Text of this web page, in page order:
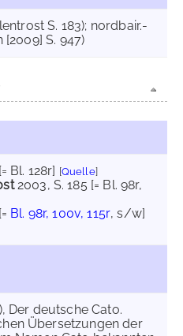
S. 183); nordbair.-
S. 947)
Bl. 128r] [Quelle]
2003, S. 185 [= Bl. 98r,
[= Bl. 98r, 100v, 115r, s/w]
Der deutsche Cato.
Übersetzungen der